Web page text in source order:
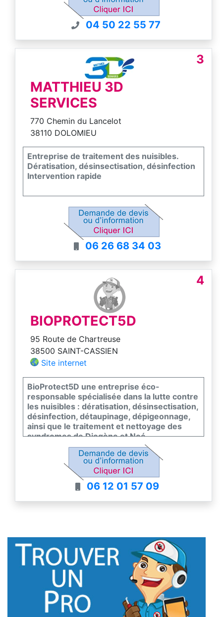
04 50 22 55 77
3
MATTHIEU 3D
SERVICES
770 Chemin du Lancelot
38110 DOLOMIEU
Entreprise de traitement des nuisibles.
Dératisation, désinsectisation, désinfection
Intervention rapide
06 26 68 34 03
4
BIOPROTECT5D
95 Route de Chartreuse
38500 SAINT-CASSIEN
Site internet
BioProtect5D une entreprise éco-
responsable spécialisée dans la lutte contre
les nuisibles : dératisation, désinsectisation,
désinfection, détaupinage, dépigeonnage,
ainsi que le traitement et nettoyage des
syndromes de Diogène et Noé.
06 12 01 57 09